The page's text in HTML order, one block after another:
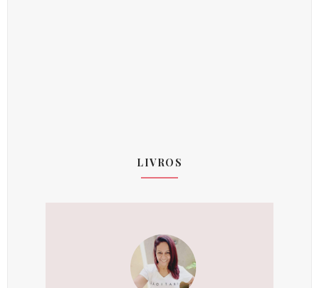
LIVROS